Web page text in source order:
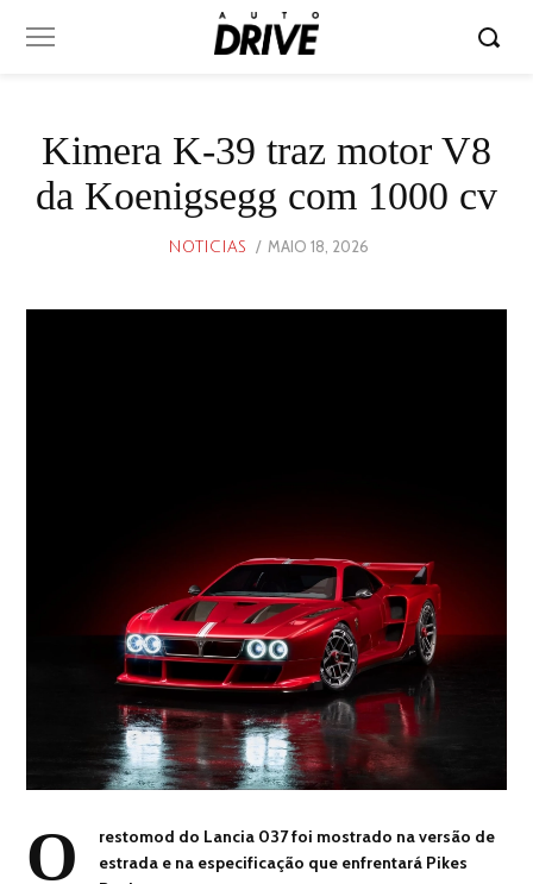
Kimera K-39 traz motor V8
da Koenigsegg com 1000 cv
NOTICIAS
POSTED
MAIO 18, 2026
O
restomod do Lancia 037 foi mostrado na versão de
estrada e na especificação que enfrentará Pikes